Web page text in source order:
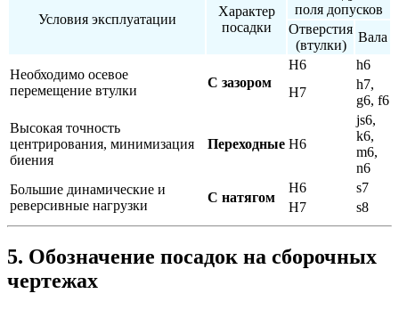
Условия эксплуатации
Характер
посадки
поля допусков
Отверстия
(втулки)
Вала
Необходимо осевое
перемещение втулки
С зазором
H6
h6
H7
h7,
g6, f6
Высокая точность
центрирования, минимизация
биения
Переходные H6
js6,
k6,
m6,
n6
Большие динамические и
реверсивные нагрузки
С натягом
H6
s7
H7
s8
5. Обозначение посадок на сборочных
чертежах